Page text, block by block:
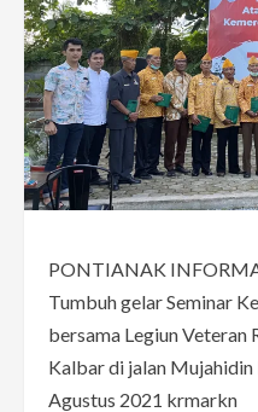
PONTIANAK
Tumbuh gelar Seminar
bersama Legiun Veteran
Kalbar di jalan Mujahidin
Agustus 2021 krmarkn